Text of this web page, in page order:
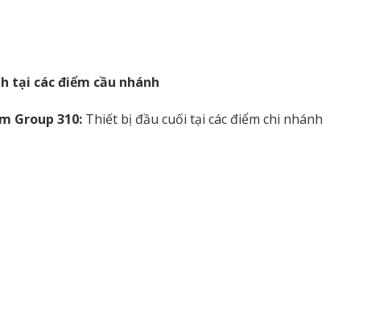
tại các điểm cầu nhánh
Group 310: Thiết bị đầu cuối tại các điểm chi nhánh